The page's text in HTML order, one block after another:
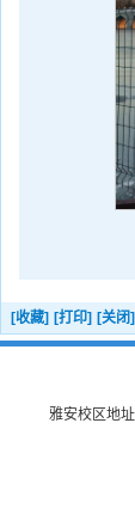
[收藏] [打印] [关闭]
雅安校区地